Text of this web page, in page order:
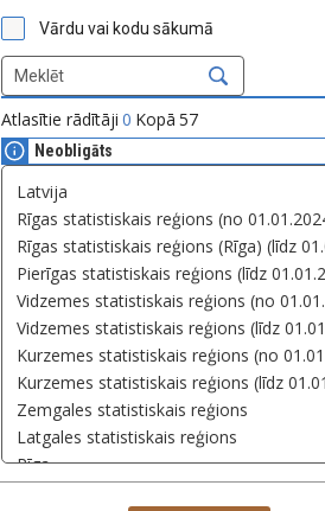
Vārdu vai kodu sākumā
Atlasītie rādītāji 0 Kopā 57
Neobligāts